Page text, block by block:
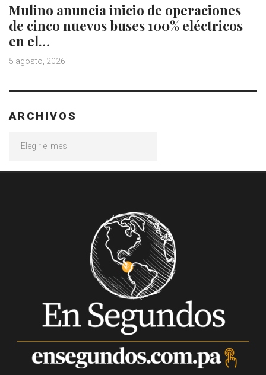
Mulino anuncia inicio de operaciones
de cinco nuevos buses 100% eléctricos
en el…
5 agosto, 2026
ARCHIVOS